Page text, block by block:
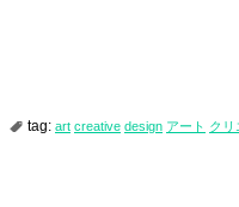
tag: art creative design アート クリ